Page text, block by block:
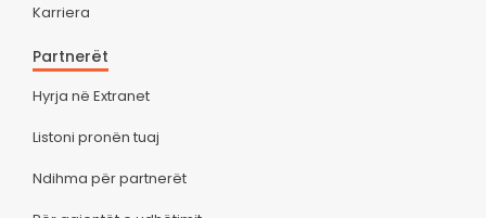
Karriera
Partnerët
Hyrja në Extranet
Listoni pronën tuaj
Ndihma për partnerët